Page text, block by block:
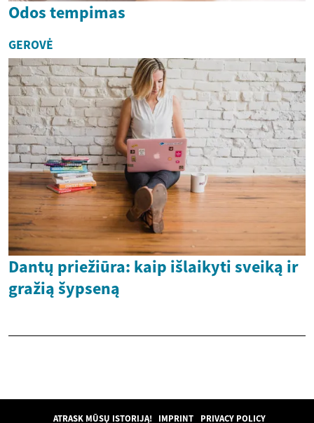
Odos tempimas
GEROVĖ
Dantų priežiūra: kaip išlaikyti sveiką ir
gražią šypseną
ATRASK MŪSŲ ISTORIJĄ! IMPRINT PRIVACY POLICY